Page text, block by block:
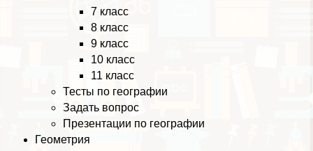
7 класс
8 класс
9 класс
10 класс
11 класс
Тесты по географии
Задать вопрос
Презентации по географии
Геометрия